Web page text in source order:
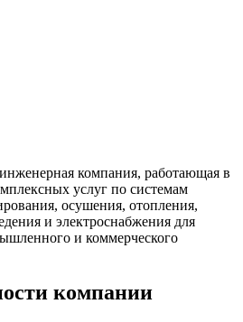
компания, работающая в
услуг по системам
осушения, отопления,
и электроснабжения для
и коммерческого
компании